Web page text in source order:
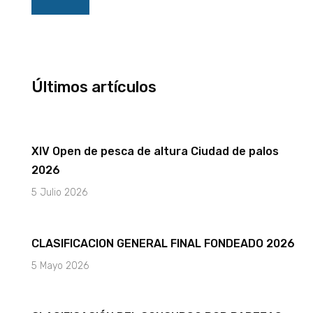
Últimos artículos
XIV Open de pesca de altura Ciudad de palos
2026
5 Julio 2026
CLASIFICACION GENERAL FINAL FONDEADO 2026
5 Mayo 2026